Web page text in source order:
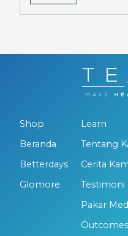
Shop
Beranda
Betterdays
Glomore
Learn
Tentang
Cerita
Testimoni
Pakar